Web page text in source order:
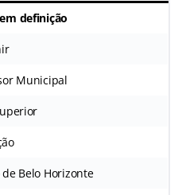
definição
Municipal
de Belo Horizonte